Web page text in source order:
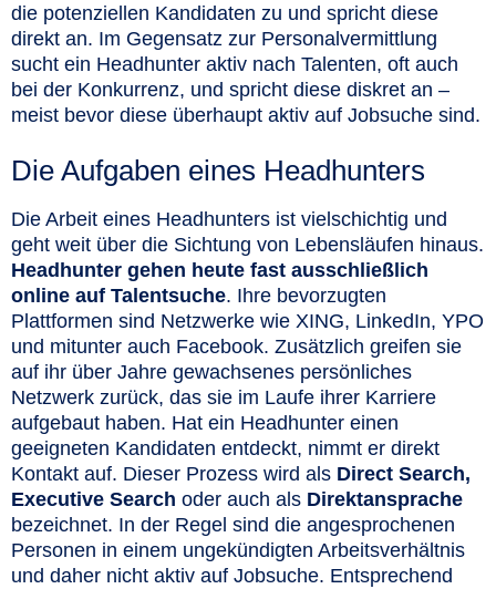
die potenziellen Kandidaten zu und spricht diese
direkt an. Im Gegensatz zur Personalvermittlung
sucht ein Headhunter aktiv nach Talenten, oft auch
bei der Konkurrenz, und spricht diese diskret an –
meist bevor diese überhaupt aktiv auf Jobsuche sind.
Die Aufgaben eines Headhunters
Die Arbeit eines Headhunters ist vielschichtig und
geht weit über die Sichtung von Lebensläufen hinaus.
Headhunter gehen heute fast ausschließlich
online auf Talentsuche. Ihre bevorzugten
Plattformen sind Netzwerke wie XING, LinkedIn, YPO
und mitunter auch Facebook. Zusätzlich greifen sie
auf ihr über Jahre gewachsenes persönliches
Netzwerk zurück, das sie im Laufe ihrer Karriere
aufgebaut haben. Hat ein Headhunter einen
geeigneten Kandidaten entdeckt, nimmt er direkt
Kontakt auf. Dieser Prozess wird als Direct Search,
Executive Search oder auch als Direktansprache
bezeichnet. In der Regel sind die angesprochenen
Personen in einem ungekündigten Arbeitsverhältnis
und daher nicht aktiv auf Jobsuche. Entsprechend